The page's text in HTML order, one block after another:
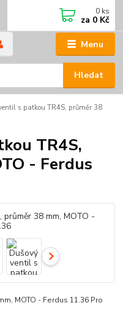
Menu
Hledat
0 ks
za 0 Kč
s patkou TR4S, průměr 38
TR4S,
- Ferdus
MOTO - Ferdus 11.36 Pro